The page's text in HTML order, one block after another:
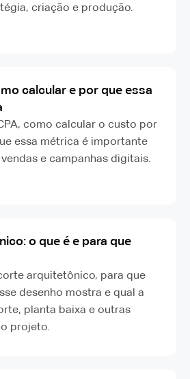
criação e produção.
calcular e por que essa
como calcular o custo por
essa métrica é importante
e campanhas digitais.
o que é e para que
arquitetônico, para que
desenho mostra e qual a
planta baixa e outras
projeto.